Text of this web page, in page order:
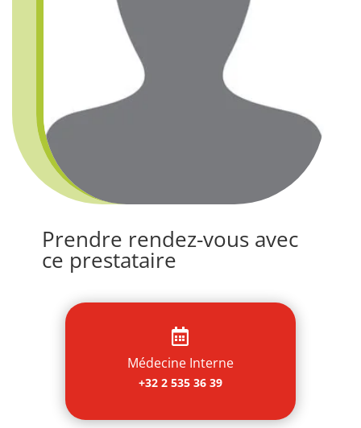
Prendre rendez-vous avec
ce prestataire

Médecine Interne
+32 2 535 36 39